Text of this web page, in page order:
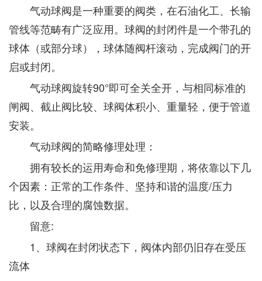
气动球阀是一种重要的阀类，在石油化工、长输
管线等范畴有广泛应用。球阀的封闭件是一个带孔的
球体（或部分球），球体随阀杆滚动，完成阀门的开
启或封闭。
气动球阀旋转90°即可全关全开，与相同标准的
闸阀、截止阀比较、球阀体积小、重量轻，便于管道
安装。
气动球阀的简略修理处理：
拥有较长的运用寿命和免修理期，将依靠以下几
个因素：正常的工作条件、坚持和谐的温度/压力
比，以及合理的腐蚀数据。
留意:
1、球阀在封闭状态下，阀体内部仍旧存在受压
流体